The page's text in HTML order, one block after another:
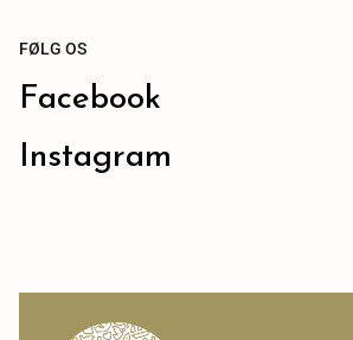
FØLG OS
Facebook
Instagram